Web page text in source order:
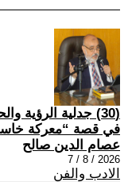
(30) جدلية الرؤية
في قصة “معركة
عصام الدين صالح
2026 / 8 / 7
الادب والفن